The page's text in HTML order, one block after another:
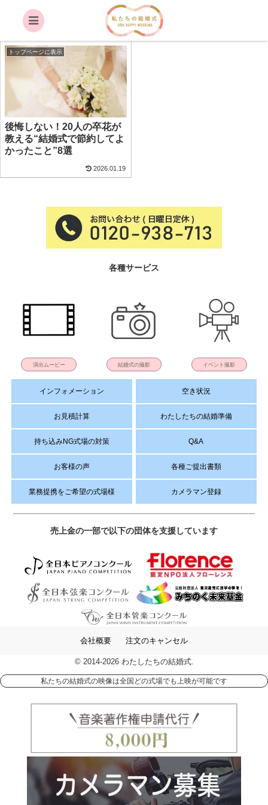
卒花
トップページに表示
後悔しない！20人の卒花が
教える“結婚式で節約してよ
かったこと”8選
2026.01.19
各種サービス
演出ムービー 結婚式の撮影 イベント撮影
インフォメーション 空き状況
お見積計算 わたしたちの結婚準備
持ち込みNG式場の対策 Q&A
お客様の声 各種ご提出書類
業務提携をご希望の式場様 カメラマン登録
売上金の一部で以下の団体を支援しています
会社概要 注文のキャンセル
© 2014-2026 わたしたちの結婚式.
私たちの結婚式の映像は全国どの式場でも上映が可能です